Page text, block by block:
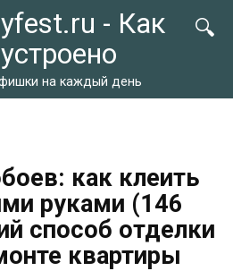
- Как
на каждый день
как клеить
руками (146
способ отделки
квартиры